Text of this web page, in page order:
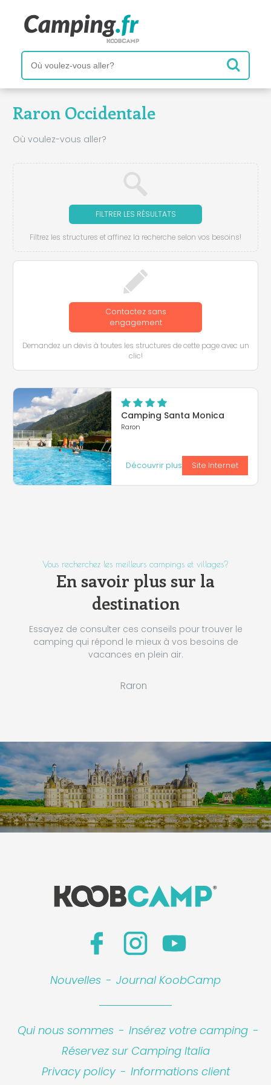
Raron Occidentale
Où voulez-vous aller?
FILTRER LES RÉSULTATS
Filtrez les structures et affinez la recherche selon vos besoins!
Contactez sans
engagement
Demandez un devis à toutes les structures de cette page avec un
clic!
Camping Santa Monica
Raron
Découvrir plus Site Internet
Vous recherchez les meilleurs campings et villages?
En savoir plus sur la
destination
Essayez de consulter ces conseils pour trouver le
camping qui répond le mieux à vos besoins de
vacances en plein air.
Raron
Nouvelles - Journal KoobCamp
Qui nous sommes - Insérez votre camping -
Réservez sur Camping Italia
Privacy policy - Informations client